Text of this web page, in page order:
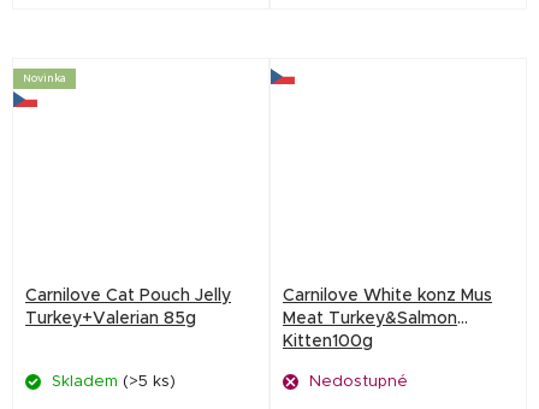
Novinka
Carnilove Cat Pouch Jelly
Turkey+Valerian 85g
Skladem (>5 ks)
Carnilove White konz Mus
Meat Turkey&Salmon
Kitten100g
Nedostupné